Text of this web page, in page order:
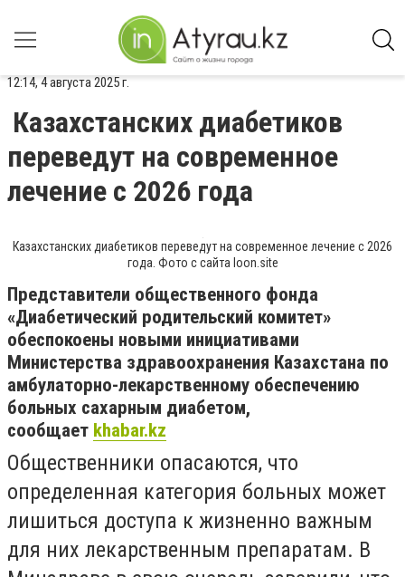
12:14, 4 августа 2025 г.
Казахстанских диабетиков
переведут на современное
лечение с 2026 года
Казахстанских диабетиков переведут на современное лечение с 2026
года. Фото с сайта loon.site
Представители общественного фонда
«Диабетический родительский комитет»
обеспокоены новыми инициативами
Министерства здравоохранения Казахстана по
амбулаторно-лекарственному обеспечению
больных сахарным диабетом,
сообщает khabar.kz
Общественники опасаются, что
определенная категория больных может
лишиться доступа к жизненно важным
для них лекарственным препаратам. В